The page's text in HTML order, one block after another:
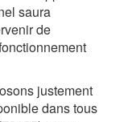
saura
de
justement
dans tous